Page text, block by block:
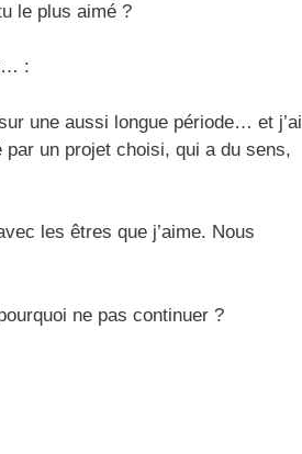
le plus aimé ?
:
une aussi longue période… et j’ai
par un projet choisi, qui a du sens,
les êtres que j’aime. Nous
ne pas continuer ?